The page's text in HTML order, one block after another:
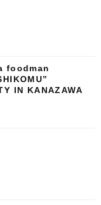
foodman
IN KANAZAWA